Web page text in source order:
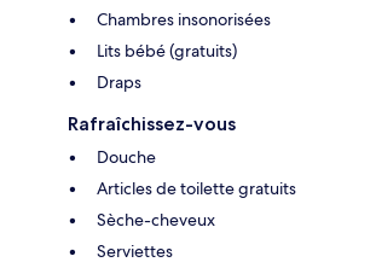
Chambres insonorisées
Lits bébé (gratuits)
Draps
Rafraîchissez-vous
Douche
Articles de toilette gratuits
Sèche-cheveux
Serviettes